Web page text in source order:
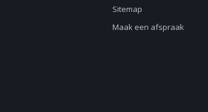
Sitemap
Maak een afspraak